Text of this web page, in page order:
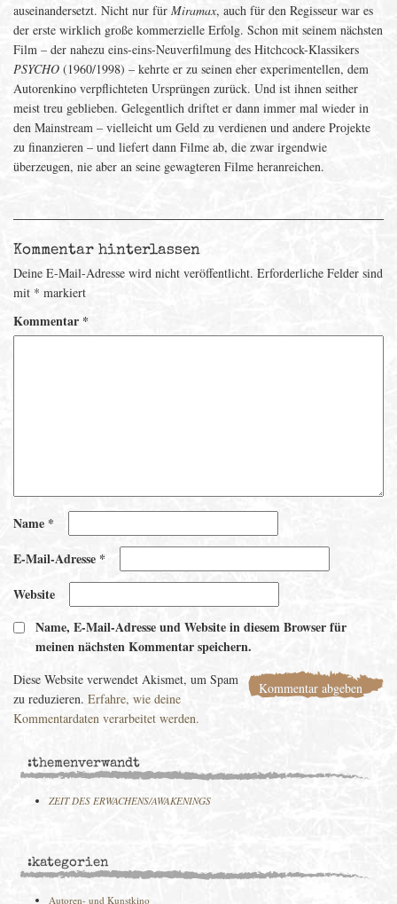
auseinandersetzt. Nicht nur für Miramax, auch für den Regisseur war es
der erste wirklich große kommerzielle Erfolg. Schon mit seinem nächsten
Film – der nahezu eins-eins-Neuverfilmung des Hitchcock-Klassikers
PSYCHO (1960/1998) – kehrte er zu seinen eher experimentellen, dem
Autorenkino verpflichteten Ursprüngen zurück. Und ist ihnen seither
meist treu geblieben. Gelegentlich driftet er dann immer mal wieder in
den Mainstream – vielleicht um Geld zu verdienen und andere Projekte
zu finanzieren – und liefert dann Filme ab, die zwar irgendwie
überzeugen, nie aber an seine gewagteren Filme heranreichen.
Kommentar hinterlassen
Deine E-Mail-Adresse wird nicht veröffentlicht. Erforderliche Felder sind
mit * markiert
Kommentar *
Name *
E-Mail-Adresse*
Website
Name, E-Mail-Adresse und Website in diesem Browser für
meinen nächsten Kommentar speichern.
Diese Website verwendet Akismet, um Spam
zu reduzieren. Erfahre, wie deine
Kommentardaten verarbeitet werden.
:themenverwandt
ZEIT DES ERWACHENS/AWAKENINGS
:kategorien
Autoren- und Kunstkino